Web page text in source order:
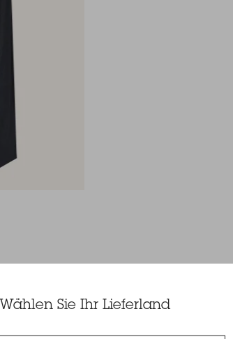
Wählen Sie Ihr Lieferland